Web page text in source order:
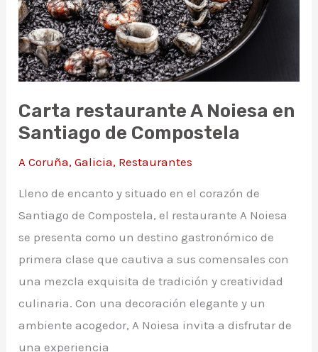
Compostela
Carta restaurante A Noiesa en
Santiago de Compostela
A Coruña,Galicia, Restaurantes
Lleno de encanto y situado en el corazón de
Santiago de Compostela, el restaurante A Noiesa
se presenta como un destino gastronómico de
primera clase que cautiva a sus comensales con
una mezcla exquisita de tradición y creatividad
culinaria. Con una decoración elegante y un
ambiente acogedor, A Noiesa invita a disfrutar de
una experiencia